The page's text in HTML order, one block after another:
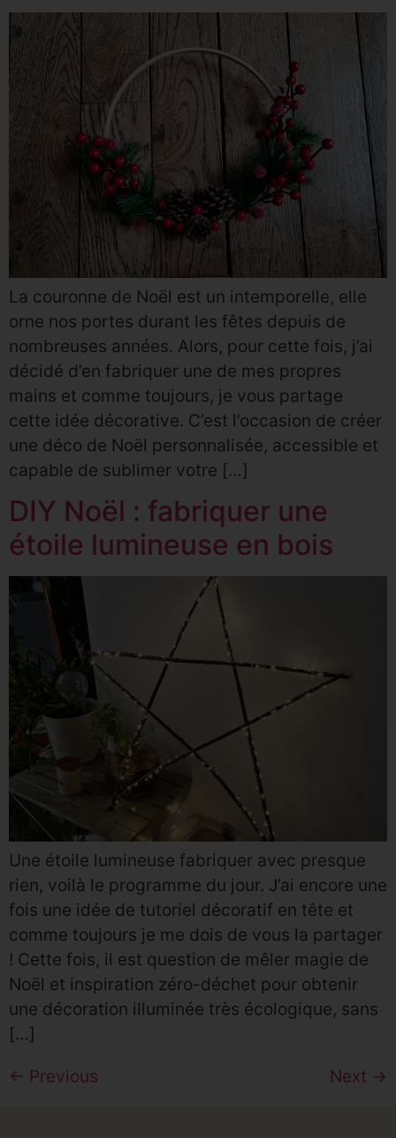
La couronne de Noël est un intemporelle, elle
orne nos portes durant les fêtes depuis de
nombreuses années. Alors, pour cette fois, j’ai
décidé d’en fabriquer une de mes propres
mains et comme toujours, je vous partage
cette idée décorative. C’est l’occasion de créer
une déco de Noël personnalisée, accessible et
capable de sublimer votre […]
DIY Noël : fabriquer une
étoile lumineuse en bois
Une étoile lumineuse fabriquer avec presque
rien, voilà le programme du jour. J’ai encore une
fois une idée de tutoriel décoratif en tête et
comme toujours je me dois de vous la partager
! Cette fois, il est question de mêler magie de
Noël et inspiration zéro-déchet pour obtenir
une décoration illuminée très écologique, sans
[…]
← Previous Next →